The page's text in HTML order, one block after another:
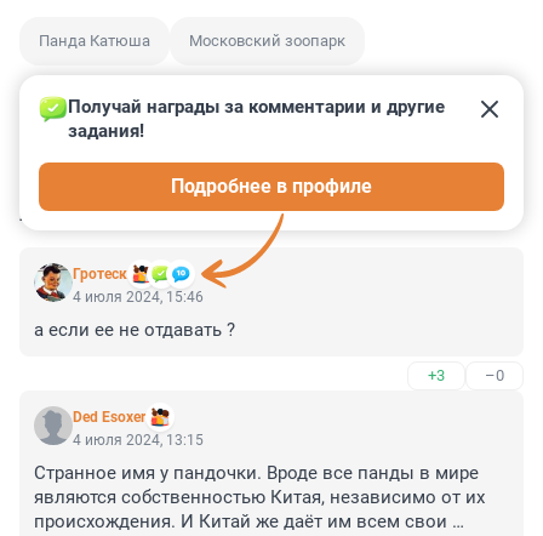
Панда Катюша Московский зоопарк
КОММЕНТАРИИ 3
Гротеск
Получай награды за комментарии и другие
задания!
Подробнее в профиле
4 июля 2024, 15:46
а если ее не отдавать ?
+3 –0
Ded Esoxer
4 июля 2024, 13:15
Странное имя у пандочки. Вроде все панды в мире
являются собственностью Китая, независимо от их
происхождения. И Китай же даёт им всем свои